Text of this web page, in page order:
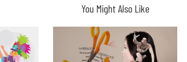
You Might Also Like